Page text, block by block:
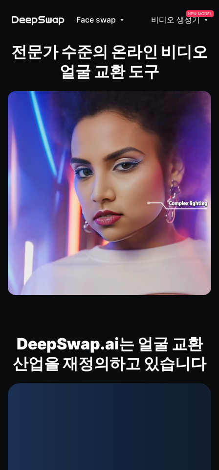
Face swap 비디오 생성기
NEW MODEL
전문가 수준의 온라인 비디오
얼굴 교환 도구
DeepSwap.ai는 얼굴 교환
산업을 재정의하고 있습니다